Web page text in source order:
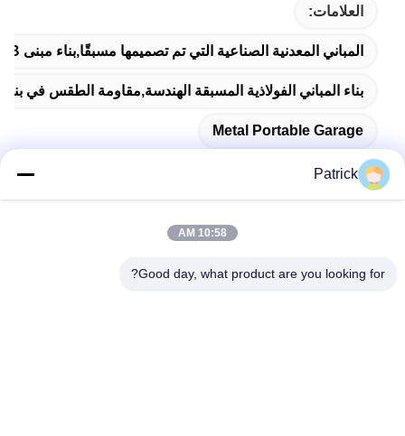
العلامات:
المباني المعدنية الصناعية التي تم تصميمها مسبقًا,بناء مبنى PEB,المرآب المحمول المعدني
بناء المباني الفولاذية المسبقة الهندسة,مقاومة الطقس في
Metal Portable Garage
العنوان
Patrick
10:58 AM
Good day, what product are you looking for?